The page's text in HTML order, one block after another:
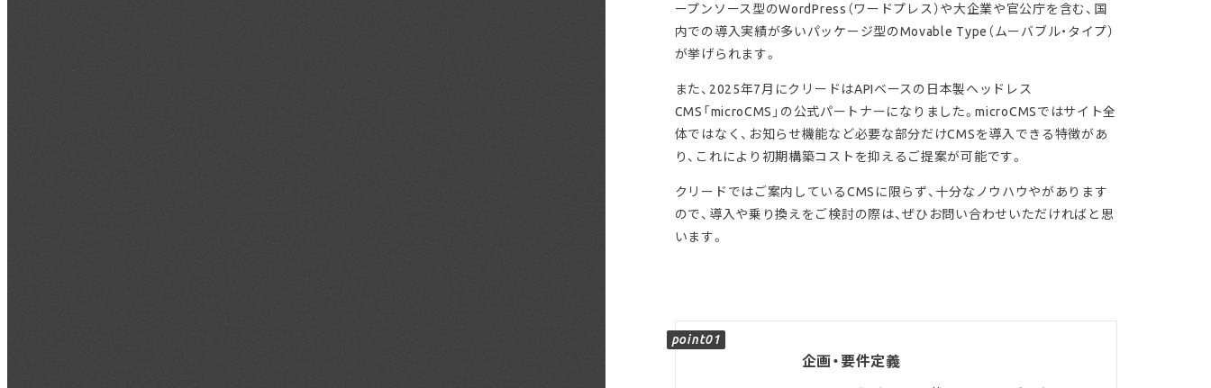
ープンソース型のWordPress（ワードプレス）や大企業や官公庁を含む、国
内での導入実績が多いパッケージ型のMovable Type（ムーバブル・タイプ）
が挙げられます。
また、2025年7月にクリードはAPIベースの日本製ヘッドレス
CMS「microCMS」の公式パートナーになりました。microCMSではサイト全
体ではなく、お知らせ機能など必要な部分だけCMSを導入できる特徴があ
り、これにより初期構築コストを抑えるご提案が可能です。
クリードではご案内しているCMSに限らず、十分なノウハウやがあります
ので、導入や乗り換えをご検討の際は、ぜひお問い合わせいただければと思
います。
企画・要件定義